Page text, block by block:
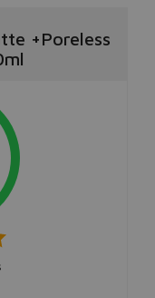
+Poreless